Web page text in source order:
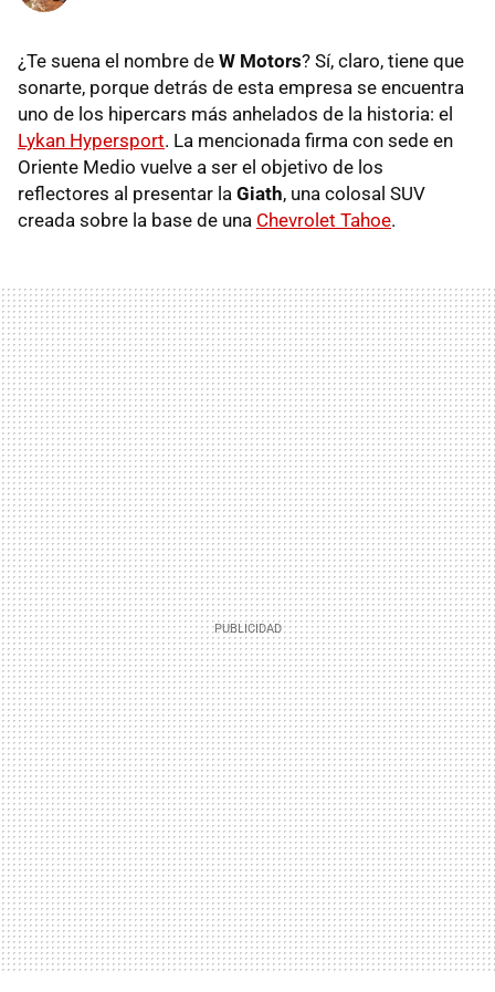
¿Te suena el nombre de W Motors? Sí, claro, tiene que
sonarte, porque detrás de esta empresa se encuentra
uno de los hipercars más anhelados de la historia: el
Lykan Hypersport. La mencionada firma con sede en
Oriente Medio vuelve a ser el objetivo de los
reflectores al presentar la Giath, una colosal SUV
creada sobre la base de una Chevrolet Tahoe.